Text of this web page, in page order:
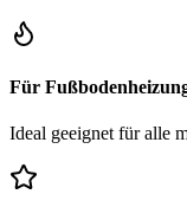
Für
Ideal geeignet für alle